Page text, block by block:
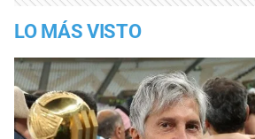
LO MÁS VISTO